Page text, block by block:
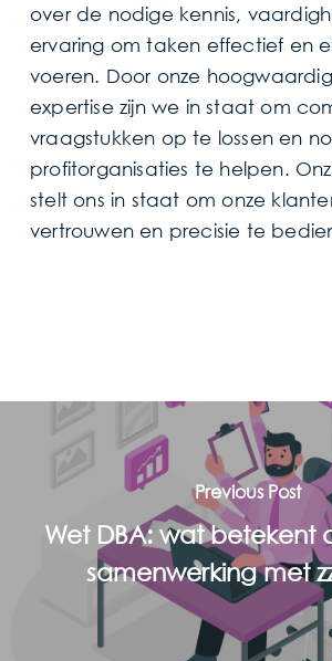
over de nodige kennis,
ervaring om taken effectief en
voeren. Door onze
expertise zijn we in staat om
vraagstukken op te lossen en
profitorganisaties te helpen.
stelt ons in staat om onze
vertrouwen en precisie te
Previous Post
Wet DBA: wat betekent
samenwerking met